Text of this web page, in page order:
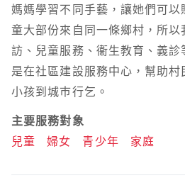
媽媽學習不同手藝，讓她們可
童大部份來自同一條鄉村，所
訪、兒童服務、衞生教育、義
是在社區建設服務中心，幫助
小孩到城巿行乞。
主要服務對象
兒童
婦女 青少年 家庭